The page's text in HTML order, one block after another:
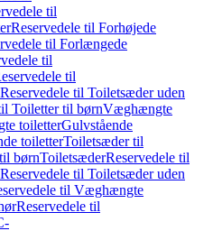
til
Reservedele til Forhøjede
til Forlængede
til
til
Reservedele til Toiletsæder uden
Toiletter til børnVæghængte
toiletterGulvstående
toiletterToiletsæder til
børnToiletsæderReservedele til
Reservedele til Toiletsæder uden
til Væghængte
Reservedele til